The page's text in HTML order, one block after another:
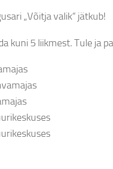
„Võitja valik“ jätkub!
kuni 5 liikmest. Tule ja